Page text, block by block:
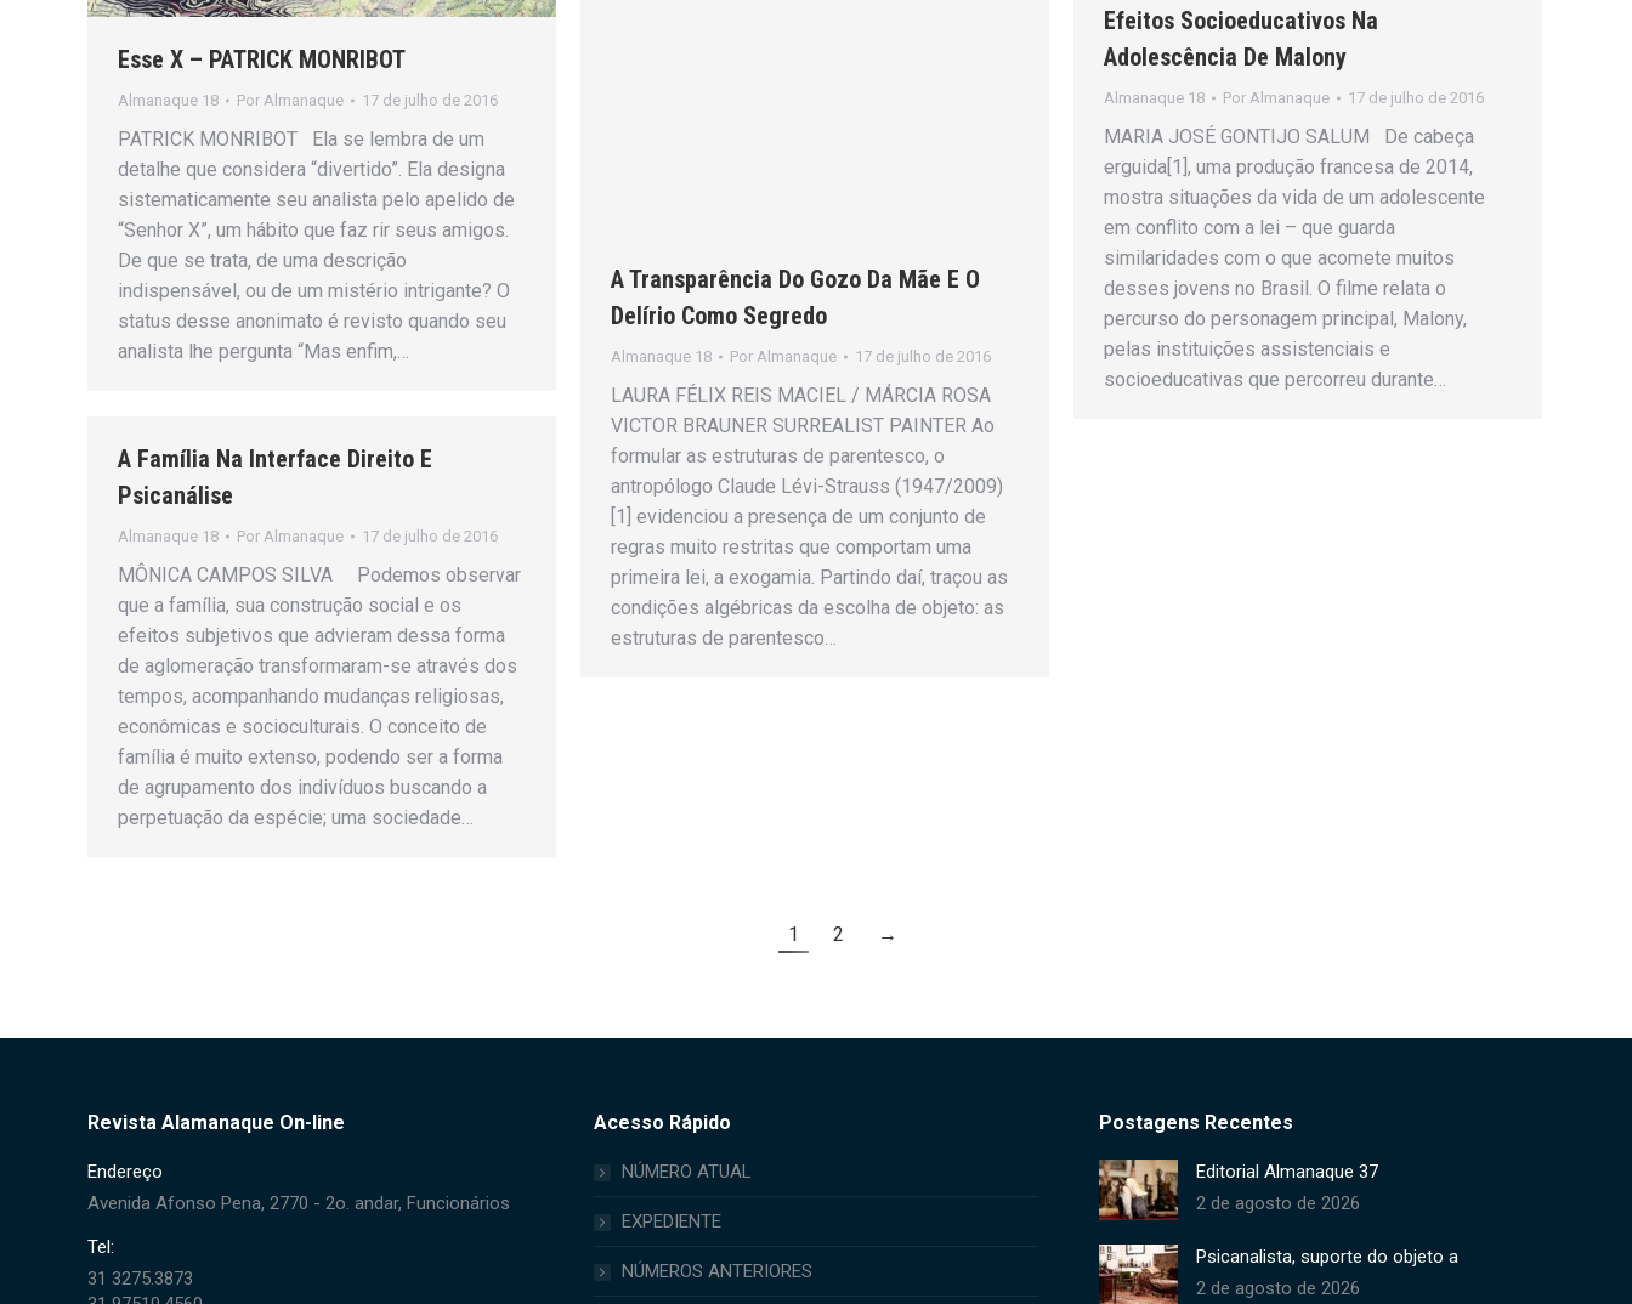
Esse X – PATRICK MONRIBOT
Almanaque 18 Por Almanaque 17 de julho de 2016
PATRICK MONRIBOT Ela se lembra de um
detalhe que considera “divertido”. Ela designa
sistematicamente seu analista pelo apelido de
“Senhor X”, um hábito que faz rir seus amigos.
De que se trata, de uma descrição
indispensável, ou de um mistério intrigante? O
status desse anonimato é revisto quando seu
analista lhe pergunta “Mas enfim,…
A Transparência Do Gozo Da Mãe E O
Delírio Como Segredo
Almanaque 18 Por Almanaque 17 de julho de 2016
LAURA FÉLIX REIS MACIEL / MÁRCIA ROSA
VICTOR BRAUNER SURREALIST PAINTER Ao
formular as estruturas de parentesco, o
antropólogo Claude Lévi-Strauss (1947/2009)
[1] evidenciou a presença de um conjunto de
regras muito restritas que comportam uma
primeira lei, a exogamia. Partindo daí, traçou as
condições algébricas da escolha de objeto: as
estruturas de parentesco…
Efeitos Socioeducativos Na
Adolescência De Malony
Almanaque 18 Por Almanaque 17 de julho de 2016
MARIA JOSÉ GONTIJO SALUM De cabeça
erguida[1], uma produção francesa de 2014,
mostra situações da vida de um adolescente
em conflito com a lei – que guarda
similaridades com o que acomete muitos
desses jovens no Brasil. O filme relata o
percurso do personagem principal, Malony,
pelas instituições assistenciais e
socioeducativas que percorreu durante…
A Família Na Interface Direito E
Psicanálise
Almanaque 18 Por Almanaque 17 de julho de 2016
MÔNICA CAMPOS SILVA Podemos observar
que a família, sua construção social e os
efeitos subjetivos que advieram dessa forma
de aglomeração transformaram-se através dos
tempos, acompanhando mudanças religiosas,
econômicas e socioculturais. O conceito de
família é muito extenso, podendo ser a forma
de agrupamento dos indivíduos buscando a
perpetuação da espécie; uma sociedade…
1 2 →
Revista Alamanaque On-line
Endereço
Avenida Afonso Pena, 2770 - 2o. andar, Funcionários
Tel:
31 3275.3873
Acesso Rápido
NÚMERO ATUAL
EXPEDIENTE
NÚMEROS ANTERIORES
Postagens Recentes
Editorial Almanaque 37
2 de agosto de 2026
Psicanalista, suporte do objeto a
2 de agosto de 2026